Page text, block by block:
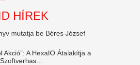
HÍREK
mutatja be Béres József
Akció”: A HexaIO Átalakítja a